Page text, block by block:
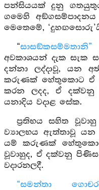
පන්සියයක් දුනු
ගමෙහි
මෙතෙමේ,
“සාසඞ්කසම්මතානි”
අවකාශයන් දැක සැක
දන්නා ලද්දාවූ, යන
කරුණක් හේතුකොට ඒ
කරන ලදද, ඒ
යනාදිය වදාළ සේක.
ප්‍රතිභය සහිත වූවාහු
ව්‍යාලභය ඇත්තාවූ යන
යම් කරුණක්
වූවාහුද, ඒ දක්වනු පිණිස
වදාරනලදී.
“සමන්තා